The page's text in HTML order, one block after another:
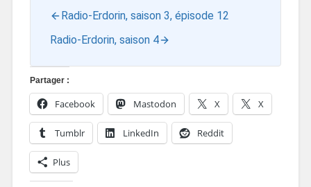
Radio-Erdorin, saison 3, épisode 12
Radio-Erdorin, saison 4
Partager :
Facebook Mastodon X X
Tumblr LinkedIn Reddit
Plus